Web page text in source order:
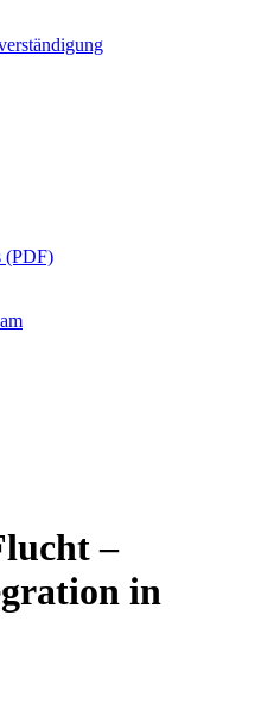
(PDF)
–
in